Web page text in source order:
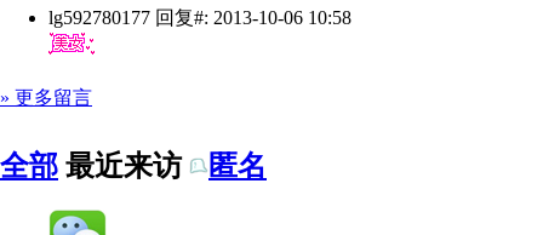
lg592780177 回复#: 2013-10-06 10:58
» 更多留言
全部 最近来访 匿名